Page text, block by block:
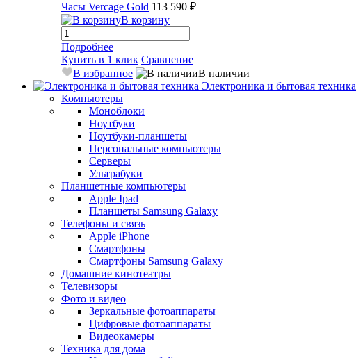
Часы Vercage Gold 113 590 ₽
В корзину
Подробнее
Купить в 1 клик Сравнение
В избранное
В наличии
Электроника и бытовая техника
Компьютеры
Моноблоки
Ноутбуки
Ноутбуки-планшеты
Персональные компьютеры
Серверы
Ультрабуки
Планшетные компьютеры
Apple Ipad
Планшеты Samsung Galaxy
Телефоны и связь
Apple iPhone
Смартфоны
Смартфоны Samsung Galaxy
Домашние кинотеатры
Телевизоры
Фото и видео
Зеркальные фотоаппараты
Цифровые фотоаппараты
Видеокамеры
Техника для дома